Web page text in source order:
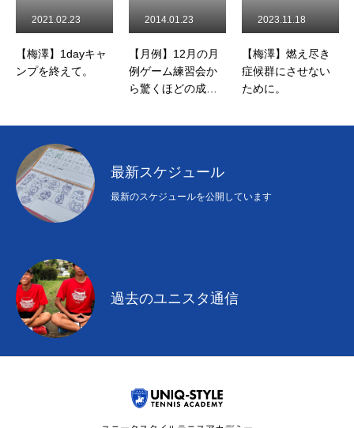
【梅澤】1dayキャ
ンプを終えて。
2021.02.23
【月例】12月の月
例ゲーム練習会か
ら驚くほどの成長
ち。
2014.01.23
【梅澤】燃え尽き
症候群にさせない
ために。
2023.11.18
最新スケジュール
最新のスケジュールを公開しています
過去のユニスタ通信